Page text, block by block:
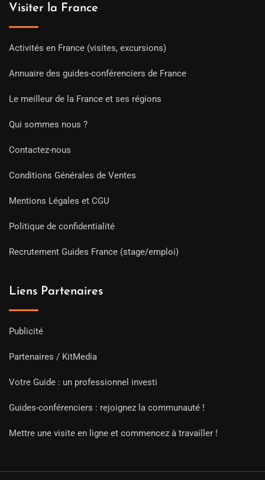
Visiter la France
Activités en France (visites, excursions)
Annuaire des guides-conférenciers de France
Le meilleur de la France et ses régions
Qui sommes nous ?
Contactez-nous
Conditions Générales de Ventes
Mentions Légales et CGU
Politique de confidentialité
Recrutement Guides France (stage/emploi)
Liens Partenaires
Publicité
Partenaires / KitMedia
Votre Guide : un professionnel investi
Guides-conférenciers : rejoignez la communauté !
Mettre une visite en ligne et commencez à travailler !